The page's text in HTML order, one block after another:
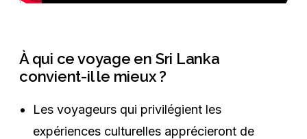
À qui ce voyage en Sri Lanka
convient-il le mieux ?
Les voyageurs qui privilégient les
expériences culturelles apprécieront de